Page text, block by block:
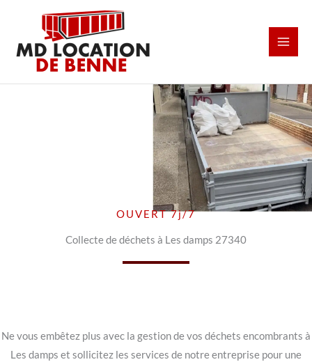
contenu
OUVERT 7j/7
Collecte de déchets à Les damps 27340
Ne vous embêtez plus avec la gestion de vos déchets encombrants à
Les damps et sollicitez les services de notre entreprise pour une